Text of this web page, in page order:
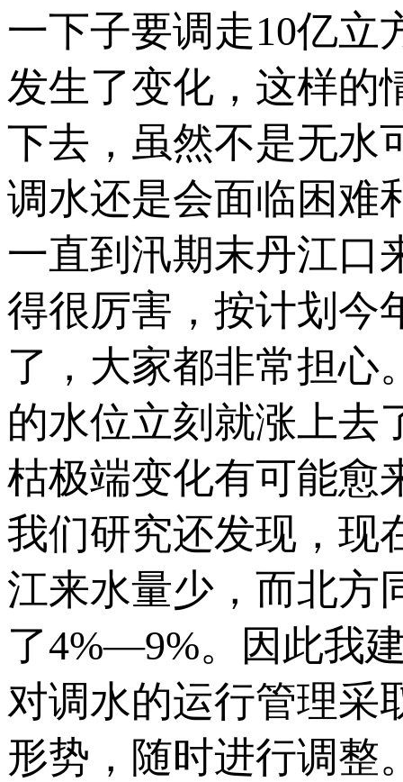
一下子要调走10亿立
发生了变化，这样的
下去，虽然不是无水
调水还是会面临困难
一直到汛期末丹江口
得很厉害，按计划今
了，大家都非常担心
的水位立刻就涨上去
枯极端变化有可能愈
我们研究还发现，现
江来水量少，而北方
了4%—9%。因此我
对调水的运行管理采
形势，随时进行调整